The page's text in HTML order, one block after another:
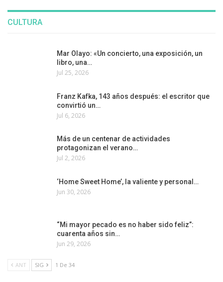
CULTURA
Mar Olayo: «Un concierto, una exposición, un
libro, una…
Jul 25, 2026
Franz Kafka, 143 años después: el escritor que
convirtió un…
Jul 6, 2026
Más de un centenar de actividades
protagonizan el verano…
Jul 2, 2026
‘Home Sweet Home’, la valiente y personal…
Jun 30, 2026
“Mi mayor pecado es no haber sido feliz”:
cuarenta años sin…
Jun 29, 2026
ANT SIG 1 De 34